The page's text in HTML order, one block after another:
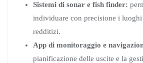
Sistemi di sonar e fish finder:
individuare con precisione i luoghi
redditizi.
App di monitoraggio e
pianificazione delle uscite e la